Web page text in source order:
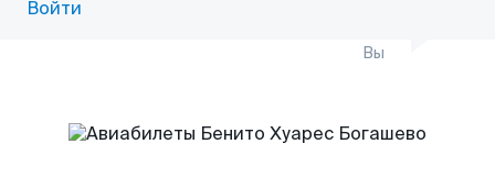
Войти
Вы